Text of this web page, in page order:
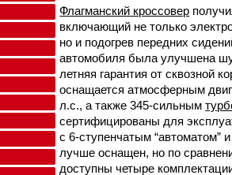
Флагманский кроссовер
включающий не только
но и подогрев передних
автомобиля была улучшена
летняя гарантия от сквозной
оснащается атмосферным
л.с., а также 345-сильным
сертифицированы для
с 6-ступенчатым
лучше оснащен, но по
доступны четыре